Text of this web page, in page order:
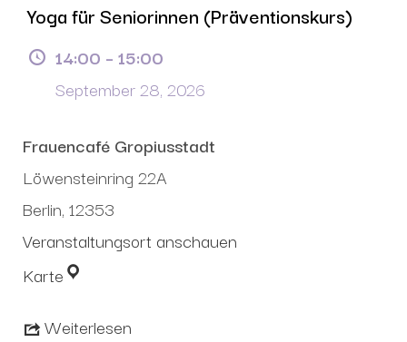
Yoga für Seniorinnen (Präventionskurs)
14:00 – 15:00
September 28, 2026
Frauencafé Gropiusstadt
Löwensteinring 22A
Berlin, 12353
Veranstaltungsort anschauen
Karte
Weiterlesen